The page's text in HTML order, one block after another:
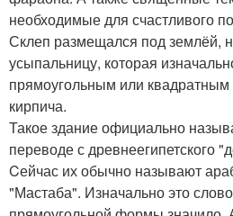
необходимые для счастливого
Склеп размещался под землёй,
усыпальницу, которая
прямоугольным или
кирпича.
Такое здание официально
переводе с древнеегипетского
Cейчас их обычно называют
"Мастаба". Изначально это